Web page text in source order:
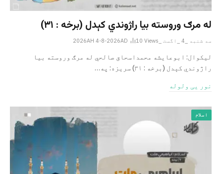
له مرګ وروسته بیا راژوندي کېدل (برخه : ۳۱)
سه شنبه _4 _اگست _2026AH 4-8-2026AD 10 Views
لیکوال: ابوعایشه محمداسحاق صالحي له مرګ وروسته بیا
راژوندي کېدل (برخه : ۳۱) سریزه: په…
نور یی ولوله
اسلام